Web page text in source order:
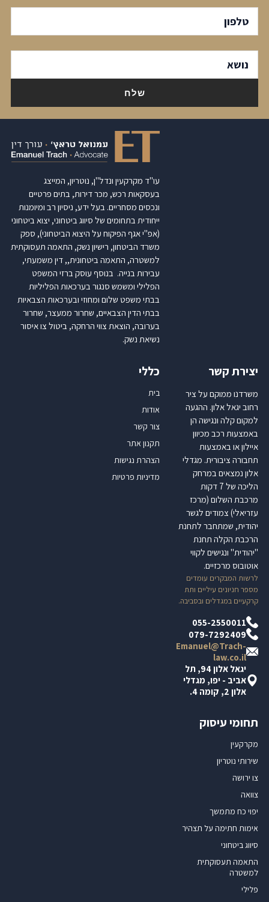
טלפון
נושא
עו"ד מקרקעין ונדל"ן, נוטריון, המייצג
בעסקאות רכש, מכר דירות, בתים פרטיים
ונכסים מסחריים. בעל ידע, ניסיון רב ומיומנות
ייחודית בתחומים של סיווג ביטחוני, יצוא ביטחוני
(אפ"י אגף הפיקוח על היצוא הביטחוני), ספק
משרד הביטחון, רישיון נשק, התאמה תעסוקתית
למשטרה, התאמה ביטחונית,, דין משמעתי,
עבירות בנייה. בנוסף עוסק ברזי המשפט
הפלילי ומשמש סנגור בערכאות הפליליות
בבתי משפט שלום ומחוזי ובערכאות הצבאיות
בבתי הדין הצבאיים, שחרור ממעצר, שחרור
בערובה, הוצאת צווי הרחקה, ביטול צו איסור
נשיאת נשק.
יצירת קשר
משרדנו ממוקם על ציר
רחוב יגאל אלון. ההגעה
למקום קלה ונגישה הן
באמצעות רכב מכיוון
איילון או באמצעות
תחבורה ציבורית. מגדלי
אלון נמצאים במרחק
הליכה של 7 דקות
מרכבת השלום (מרכז
עזריאלי) צמודים לגשר
יהודית, שמתחבר לתחנת
הרכבת הקלה תחנת
"יהודית" ונגישים לקווי
אוטובוס מרכזיים.
לרשות המבקרים עומדים
מספר חניונים עיליים ותת
קרקעיים במגדלים ובסביבה.
055-2550011
079-7292409
Emanuel@Trach-
law.co.il
יגאל אלון 94, תל
אביב - יפו, מגדלי
אלון 2, קומה 4.
כללי
בית
אודות
צור קשר
תקנון אתר
הצהרת נגישות
מדיניות פרטיות
תחומי עיסוק
מקרקעין
שירותי נוטריון
צו ירושה
צוואה
יפוי כח מתמשך
אימות חתימה על תצהיר
סיווג ביטחוני
התאמה תעסוקתית
למשטרה
פלילי